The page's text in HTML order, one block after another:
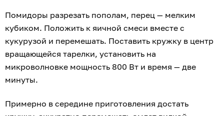
Помидоры разрезать пополам, перец — мелким
кубиком. Положить к яичной смеси вместе с
кукурузой и перемешать. Поставить кружку в центр
вращающейся тарелки, установить на
микроволновке мощность 800 Вт и время — две
минуты.
Примерно в середине приготовления достать